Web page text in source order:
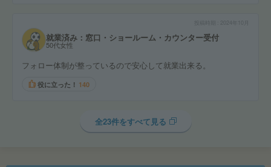
2024年10月
就業済み：窓口・ショールーム・カウンター受付
50代女性
フォロー体制が整っているので安心して就業出来る。
役に立った！ 140
全23件をすべて見る